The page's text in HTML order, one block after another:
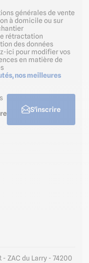
ZAC du Larry - 74200
générales de vente
à domicile ou sur
rétractation
des données
ici pour modifier vos
en matière de
nos meilleures
S'inscrire